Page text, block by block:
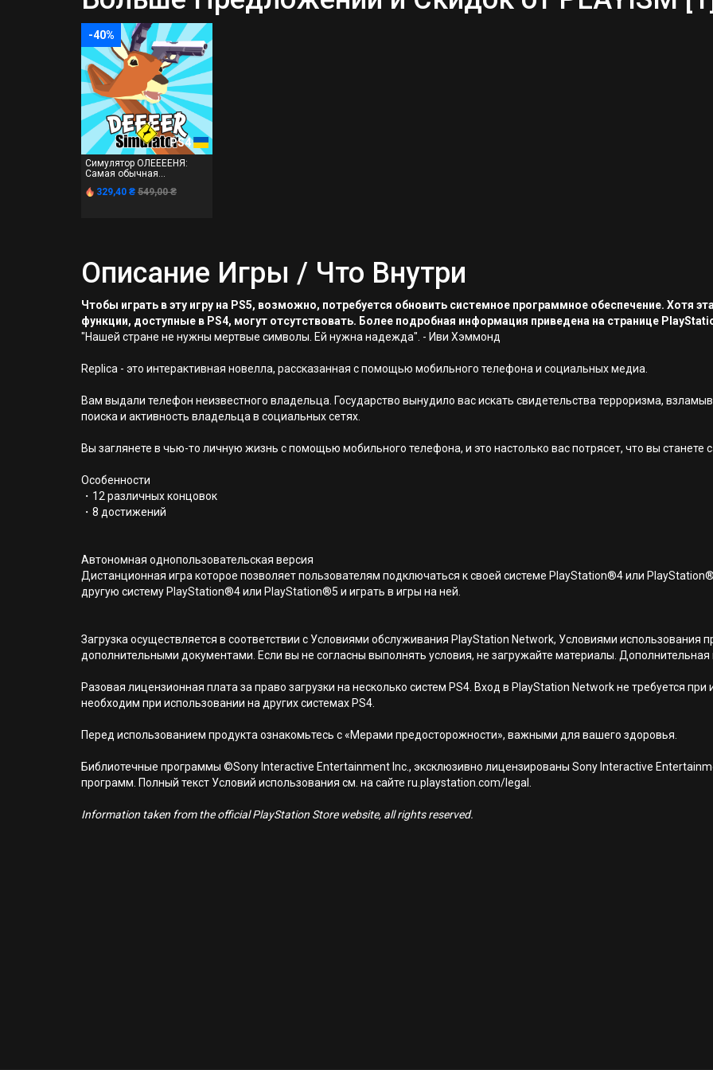
-40%
PS4
Симулятор ОЛЕЕЕЕНЯ:
Самая обычная...
329,40 ₴ 549,00 ₴
Описание Игры / Что Внутри
Чтобы играть в эту игру на PS5, возможно, потребуется обновить системное программное обеспечение. Хотя
функции, доступные в PS4, могут отсутствовать. Более подробная информация приведена на странице
"Нашей стране не нужны мертвые символы. Ей нужна надежда". - Иви Хэммонд
Replica - это интерактивная новелла, рассказанная с помощью мобильного телефона и социальных медиа.
Вам выдали телефон неизвестного владельца. Государство вынудило вас искать свидетельства терроризма,
поиска и активность владельца в социальных сетях.
Вы заглянете в чью-то личную жизнь с помощью мобильного телефона, и это настолько вас потрясет, что вы
Особенности
・12 различных концовок
・8 достижений
Автономная однопользовательская версия
Дистанционная игра которое позволяет пользователям подключаться к своей системе PlayStation®4 или
другую систему PlayStation®4 или PlayStation®5 и играть в игры на ней.
Загрузка осуществляется в соответствии с Условиями обслуживания PlayStation Network, Условиями
дополнительными документами. Если вы не согласны выполнять условия, не загружайте материалы.
Разовая лицензионная плата за право загрузки на несколько систем PS4. Вход в PlayStation Network не требуется
необходим при использовании на других системах PS4.
Перед использованием продукта ознакомьтесь с «Мерами предосторожности», важными для вашего здоровья.
Библиотечные программы ©Sony Interactive Entertainment Inc., эксклюзивно лицензированы Sony Interactive
программ. Полный текст Условий использования см. на сайте ru.playstation.com/legal.
Information taken from the official PlayStation Store website, all rights reserved.